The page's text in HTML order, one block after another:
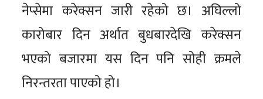
नेप्सेमा करेक्सन जारी रहेको छ। अघिल्लो
कारोबार दिन अर्थात बुधबारदेखि करेक्सन
भएको बजारमा यस दिन पनि सोही क्रमले
निरन्तरता पाएको हो।